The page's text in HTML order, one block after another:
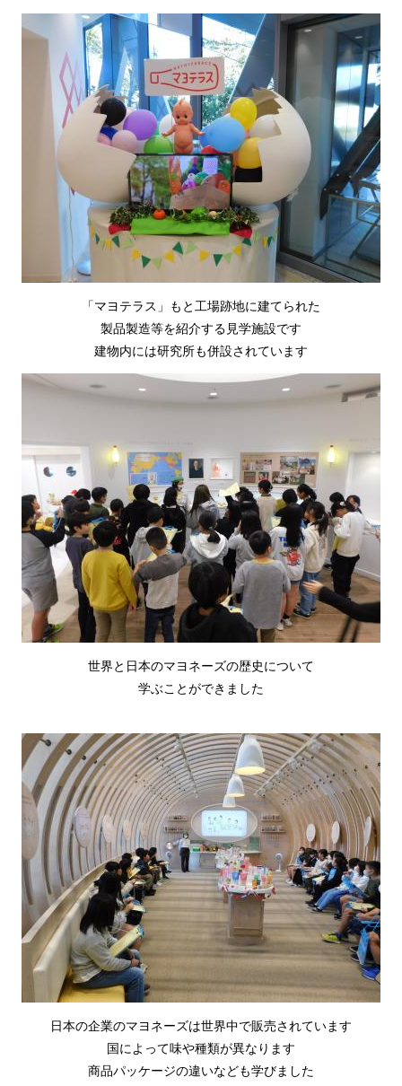
「マヨテラス」もと工場跡地に建てられた
製品製造等を紹介する見学施設です
建物内には研究所も併設されています
世界と日本のマヨネーズの歴史について
学ぶことができました
日本の企業のマヨネーズは世界中で販売されています
国によって味や種類が異なります
商品パッケージの違いなども学びました